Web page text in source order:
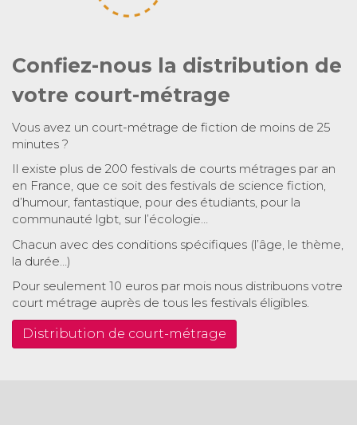
Confiez-nous la distribution de
votre court-métrage
Vous avez un court-métrage de fiction de moins de 25
minutes ?
Il existe plus de 200 festivals de courts métrages par an
en France, que ce soit des festivals de science fiction,
d’humour, fantastique, pour des étudiants, pour la
communauté lgbt, sur l’écologie…
Chacun avec des conditions spécifiques (l’âge, le thème,
la durée…)
Pour seulement 10 euros par mois nous distribuons votre
court métrage auprès de tous les festivals éligibles.
Distribution de court-métrage